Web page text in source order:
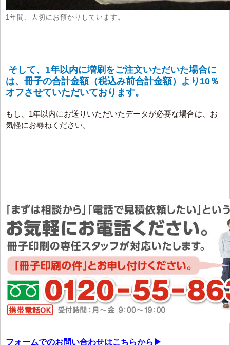
1年間、大切にお預かりしています。
そして、1年以内に増刷をご注文いただいた場合に
は、冊子の合計金額（税込み前合計金額）より10％
オフさせていただいております。
もし、1年以内にお送りいただいたデータが必要な場合は、お
気軽にお尋ねください。
フォームでのお問い合わせはこちらから▶